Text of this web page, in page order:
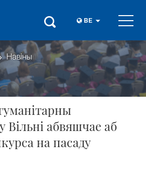
BE
Навіны
Вільні абвяшчае аб
на пасаду